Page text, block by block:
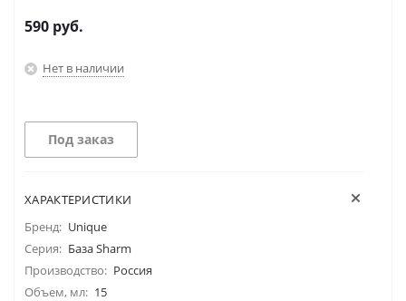
590 руб.
Нет в наличии
Под заказ
ХАРАКТЕРИСТИКИ
Бренд: Unique
Серия: База Sharm
Производство: Россия
Объем, мл: 15